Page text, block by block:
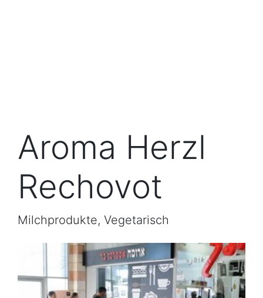
Aroma Herzl
Rechovot
Milchprodukte, Vegetarisch